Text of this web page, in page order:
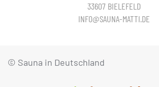
33607 BIELEFELD
INFO@SAUNA-MATTI.DE
© Sauna in Deutschland